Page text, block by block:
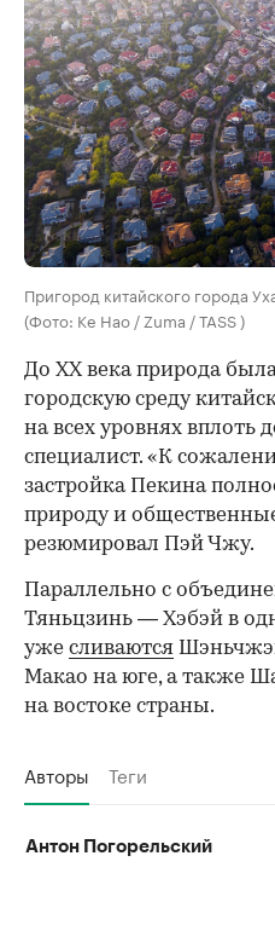
Пригород китайского города
(Фото: Ke Hao / Zuma / TASS )
До XX века природа
городскую среду
на всех уровнях вплоть
специалист. «К
застройка Пекина
природу и
резюмировал Пэй Чжу.
Параллельно с
Тяньцзинь — Хэбэй в
уже сливаются
Макао на юге, а также
на востоке страны.
Авторы Теги
Антон Погорельский